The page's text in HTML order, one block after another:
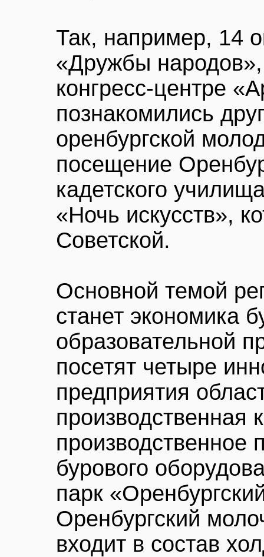
Так, например, 14
«Дружбы
конгресс-центре
познакомились
оренбургской
посещение
кадетского
«Ночь искусств»,
Советской.
Основной темой
станет экономика
образовательной
посетят четыре
предприятия
производственная
производственное
бурового
парк
Оренбургский
входит в состав